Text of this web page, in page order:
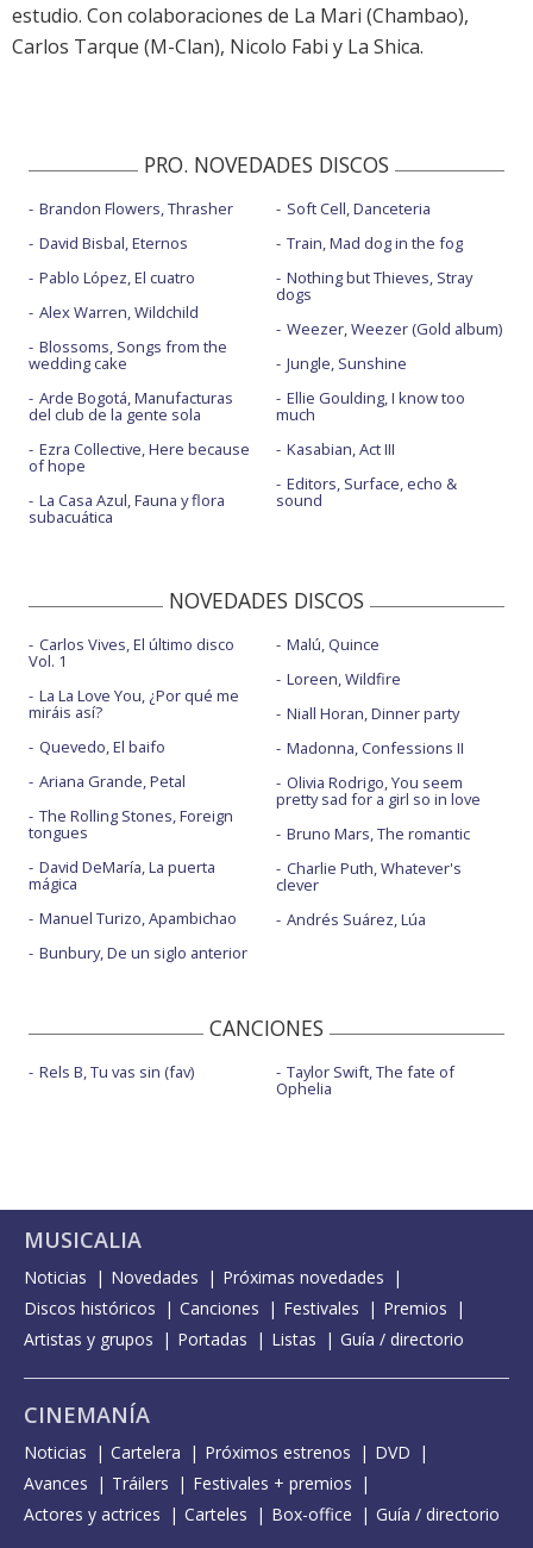
estudio. Con colaboraciones de La Mari (Chambao),
Carlos Tarque (M-Clan), Nicolo Fabi y La Shica.
PRO. NOVEDADES DISCOS
Brandon Flowers, Thrasher
David Bisbal, Eternos
Pablo López, El cuatro
Alex Warren, Wildchild
Blossoms, Songs from the
wedding cake
Arde Bogotá, Manufacturas
del club de la gente sola
Ezra Collective, Here because
of hope
La Casa Azul, Fauna y flora
subacuática
Soft Cell, Danceteria
Train, Mad dog in the fog
Nothing but Thieves, Stray
dogs
Weezer, Weezer (Gold album)
Jungle, Sunshine
Ellie Goulding, I know too
much
Kasabian, Act III
Editors, Surface, echo &
sound
NOVEDADES DISCOS
Carlos Vives, El último disco
Vol. 1
La La Love You, ¿Por qué me
miráis así?
Quevedo, El baifo
Ariana Grande, Petal
The Rolling Stones, Foreign
tongues
David DeMaría, La puerta
mágica
Manuel Turizo, Apambichao
Bunbury, De un siglo anterior
Malú, Quince
Loreen, Wildfire
Niall Horan, Dinner party
Madonna, Confessions II
Olivia Rodrigo, You seem
pretty sad for a girl so in love
Bruno Mars, The romantic
Charlie Puth, Whatever's
clever
Andrés Suárez, Lúa
CANCIONES
Rels B, Tu vas sin (fav) Taylor Swift, The fate of
Ophelia
MUSICALIA
Noticias Novedades
Próximas novedades
Discos históricos
Canciones Festivales
Premios
Artistas y grupos
Portadas Listas Guía / directorio
CINEMANÍA
Noticias Cartelera Próximos estrenos
DVD
Avances
Tráilers
Festivales + premios
Actores y actrices
Carteles Box-office Guía / directorio